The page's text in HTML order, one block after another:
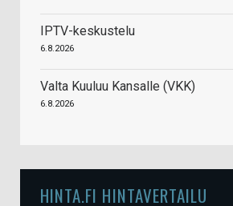
IPTV-keskustelu
6.8.2026
Valta Kuuluu Kansalle (VKK)
6.8.2026
HINTA.FI HINTAVERTAILU